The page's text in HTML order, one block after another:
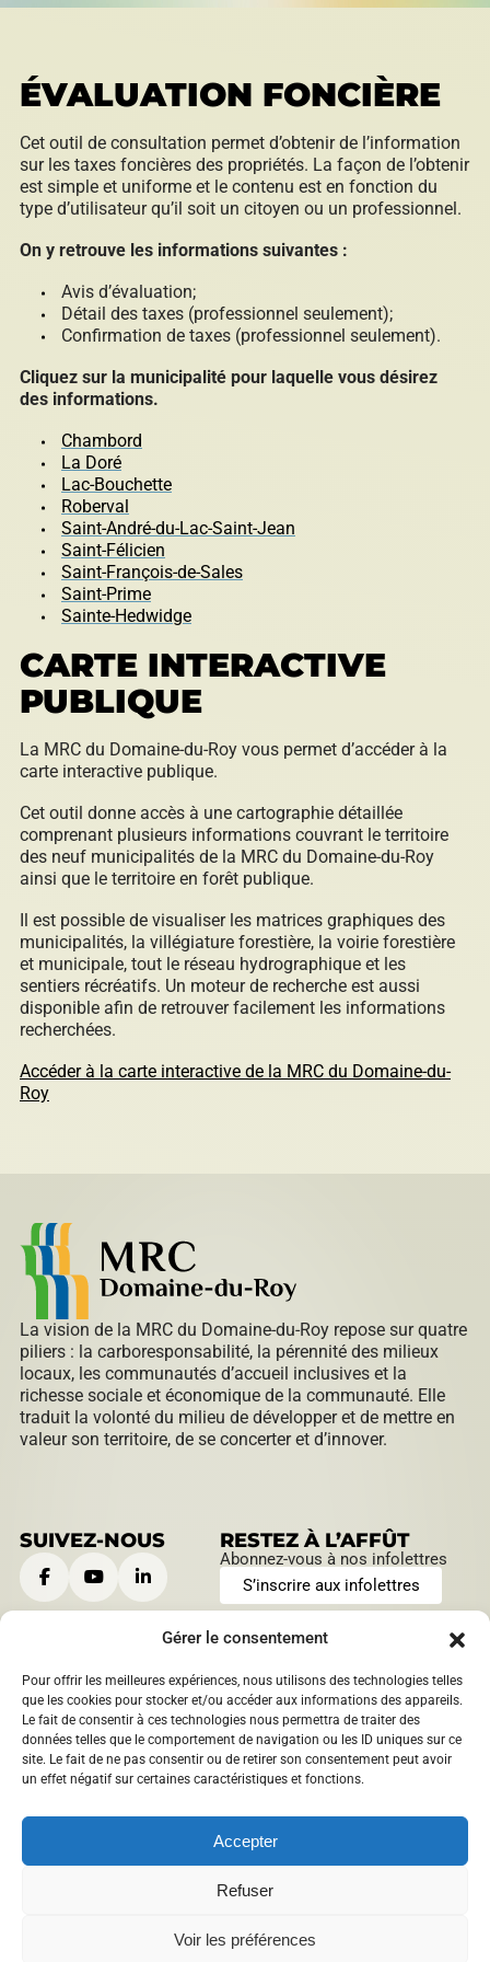
Gérer le consentement
Pour offrir les meilleures expériences, nous utilisons des technologies telles
que les cookies pour stocker et/ou accéder aux informations des appareils.
Le fait de consentir à ces technologies nous permettra de traiter des
données telles que le comportement de navigation ou les ID uniques sur ce
site. Le fait de ne pas consentir ou de retirer son consentement peut avoir
un effet négatif sur certaines caractéristiques et fonctions.
Accepter
Refuser
Voir les préférences
Développement éolien
Évaluation foncière
Fonds, programmes et appels de projets
d’action et autres documents
Répertoire des entreprises
Sable et gravier
Villégiature
Vente pour non-paiement de taxes
ÉVALUATION FONCIÈRE
Cet outil de consultation permet d’obtenir de l’information
sur les taxes foncières des propriétés. La façon de l’obtenir
est simple et uniforme et le contenu est en fonction du
type d’utilisateur qu’il soit un citoyen ou un professionnel.
On y retrouve les informations suivantes :
Avis d’évaluation;
Détail des taxes (professionnel seulement);
Confirmation de taxes (professionnel seulement).
Cliquez sur la municipalité pour laquelle vous désirez
des informations.
Chambord
La Doré
Lac-Bouchette
Roberval
Saint-André-du-Lac-Saint-Jean
Saint-Félicien
Saint-François-de-Sales
Saint-Prime
Sainte-Hedwidge
CARTE INTERACTIVE
PUBLIQUE
La MRC du Domaine-du-Roy vous permet d’accéder à la
carte interactive publique.
Cet outil donne accès à une cartographie détaillée
comprenant plusieurs informations couvrant le territoire
des neuf municipalités de la MRC du Domaine-du-Roy
ainsi que le territoire en forêt publique.
Il est possible de visualiser les matrices graphiques des
municipalités, la villégiature forestière, la voirie forestière
et municipale, tout le réseau hydrographique et les
sentiers récréatifs. Un moteur de recherche est aussi
disponible afin de retrouver facilement les informations
recherchées.
Accéder à la carte interactive de la MRC du Domaine-du-
Roy
La vision de la MRC du Domaine-du-Roy repose sur quatre
piliers : la carboresponsabilité, la pérennité des milieux
locaux, les communautés d’accueil inclusives et la
richesse sociale et économique de la communauté. Elle
traduit la volonté du milieu de développer et de mettre en
valeur son territoire, de se concerter et d’innover.
SUIVEZ-NOUS RESTEZ À L’AFFÛT
Abonnez-vous à nos infolettres
S’inscrire aux infolettres
CONTACTEZ-NOUS
901, boulevard Saint-Joseph
Roberval, Québec,Canada
1209 boulevard Sacré-Coeur
Saint-Félicien, Québec,
info@​mrcdomaineduroy.ca
HEURES D’OUVERTURE
Lundi au jeudi:
9 h à 12 h | 13 h à 16 h
Vendredi:
9 h à 12 h
Politique de confidentialité
© Tous droits réservés MRC Domaine-du-Roy